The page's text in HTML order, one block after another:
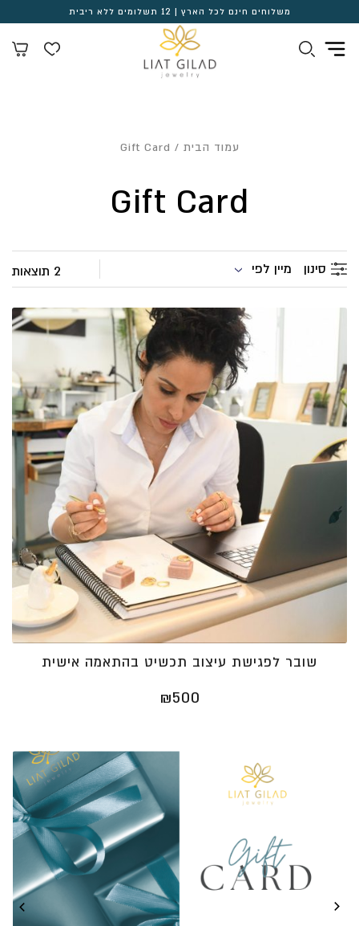
משלוחים חינם לכל הארץ | 12 תשלומים ללא ריבית
עמוד הבית / Gift Card
Gift Card
סינון מיין לפי 2 תוצאות
שובר לפגישת עיצוב תכשיט בהתאמה אישית
₪500